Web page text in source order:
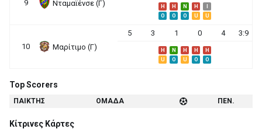
9 Νταμαϊένσε (Γ) H H N H
O
O O U U
10 Μαρίτιμο (Γ)
5 3 1 0 4 3:9
H N H H
H
U
O U O O
Top Scorers
ΠΑΙΚΤΗΣ ΟΜΑΔΑ ΠΕΝ.
Κίτρινες Κάρτες